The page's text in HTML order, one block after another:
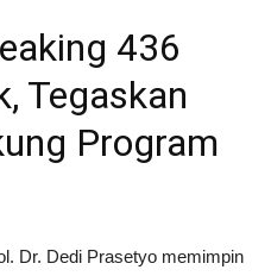
436
Tegaskan
Program
Dr. Dedi Prasetyo memimpin